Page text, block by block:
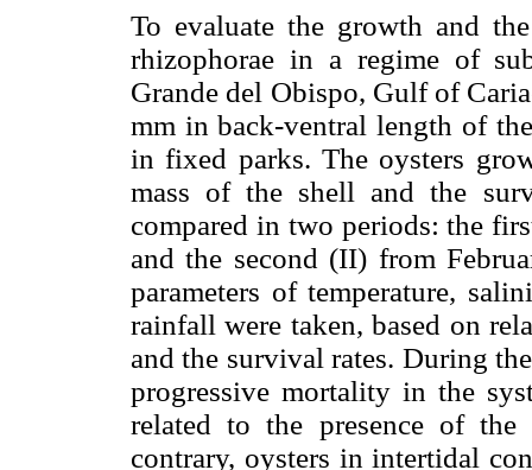
To evaluate the growth and
rhizophorae in a regime of
Grande del Obispo, Gulf of
mm in back-ventral length of
in fixed parks. The oysters
mass of the shell and the
compared in two periods: the
and the second (II) from
parameters of temperature,
rainfall were taken, based on
and the survival rates. During
progressive mortality in the
related to the presence of
contrary, oysters in intertidal